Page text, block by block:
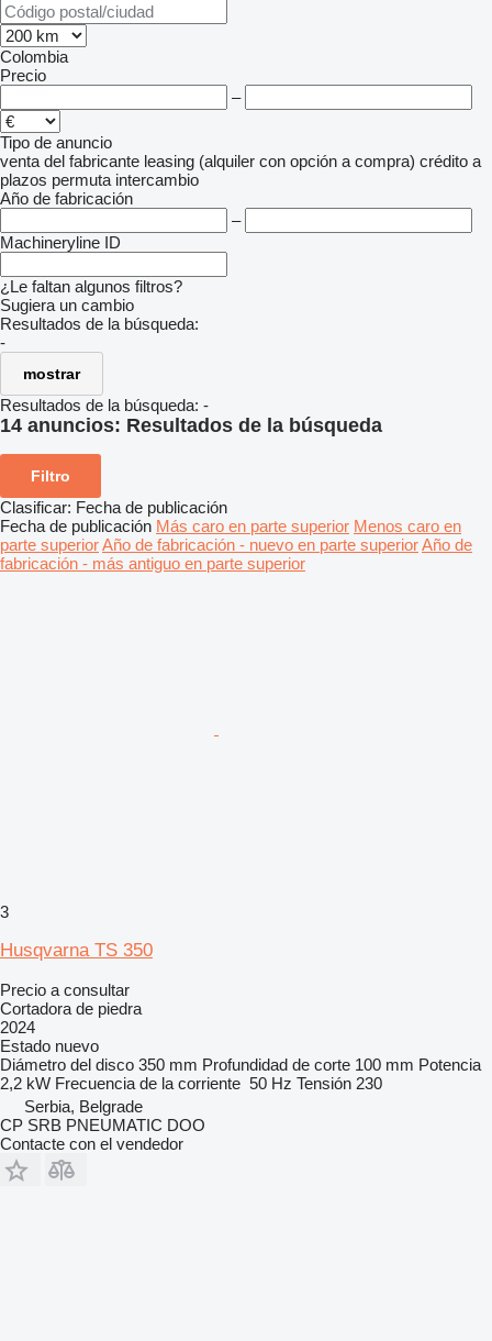
Colombia
Precio
–
Tipo de anuncio
venta del fabricante leasing (alquiler con opción a compra) crédito a
plazos permuta intercambio
Año de fabricación
–
Machineryline ID
¿Le faltan algunos filtros?
Sugiera un cambio
Resultados de la búsqueda:
-
mostrar
Resultados de la búsqueda: -
14 anuncios: Resultados de la búsqueda
Filtro
Clasificar: Fecha de publicación
Fecha de publicación Más caro en parte superior Menos caro en
parte superiorAño de fabricación - nuevo en parte superiorAño de
fabricación - más antiguo en parte superior
3
Husqvarna TS 350
Precio a consultar
Cortadora de piedra
2024
Estado nuevo
Diámetro del disco 350 mm Profundidad de corte 100 mm Potencia
2,2 kW Frecuencia de la corriente 50 Hz Tensión 230
Serbia, Belgrade
CP SRB PNEUMATIC DOO
Contacte con el vendedor